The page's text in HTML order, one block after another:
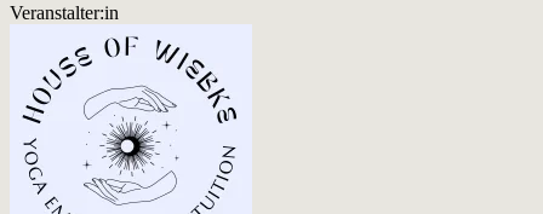
Veranstalter:in